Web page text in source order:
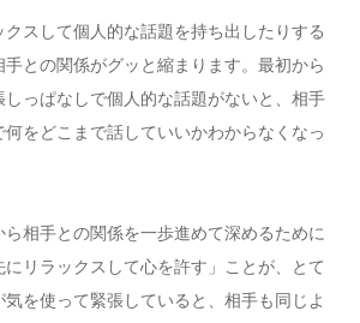
スして個人的な話題を持ち出したりする
手との関係がグッと縮まります。最初から
っぱなしで個人的な話題がないと、相手
何をどこまで話していいかわからなくなっ
相手との関係を一歩進めて深めるために
リラックスして心を許す」ことが、とて
気を使って緊張していると、相手も同じよ